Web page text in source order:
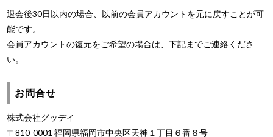
退会後30日以内の場合、以前の会員アカウントを元に戻すことが可
能です。
会員アカウントの復元をご希望の場合は、下記までご連絡くださ
い。
お問合せ
株式会社グッデイ
〒810-0001 福岡県福岡市中央区天神１丁目６番８号